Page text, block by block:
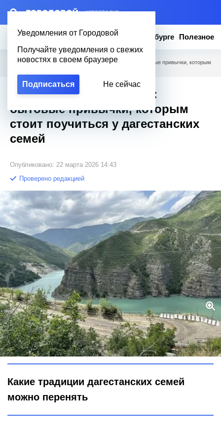
– НОВОСТИ ДНЯ
Уведомления от Городовой
Получайте уведомления о свежих
новостях в своем браузере
Подписаться Не сейчас
Новости Эксклюзив Вопросы о Петербурге Полезное
Городовой Полезное / Порядок в доме и делах: бытовые привычки, которым
Порядок в доме и делах:
бытовые привычки, которым
стоит поучиться у дагестанских
семей
Опубликовано: 22 марта 2026 14:43
Проверено редакцией
Порядок в доме и делах: бытовые привычки, которым стоит
поучиться у дагестанских семей
Городовой ру
Какие традиции дагестанских семей
можно перенять